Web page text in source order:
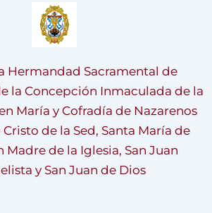
Hermandad Sacramental de
la Concepción Inmaculada de la
María y Cofradía de Nazarenos
de la Sed, Santa María de
Madre de la Iglesia, San Juan
y San Juan de Dios